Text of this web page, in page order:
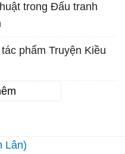
trong Đấu tranh
phẩm Truyện Kiều
Lân)